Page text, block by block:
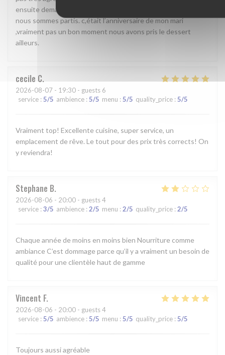
ensuite demander le sel bref nous avons mangé notre plat et
nous sommes partis. c,était l’anniversaire de mon mari
,vraiment pas un bon moment nous avons pris le dessert
ailleurs.
cecile C
2026-08-07 - 19:30 - guests 6
service : 5/5 ambience : 5/5 menu : 5/5 quality_price : 5/5
Vraiment top! Excellente cuisine, super service, un
emplacement de rêve. Le tout pour des prix très corrects! On
y reviendra!
Stephane B
2026-08-06 - 20:00 - guests 4
service : 3/5 ambience : 2/5 menu : 2/5 quality_price : 2/5
Chaque année de moins en moins bien Nourriture comme
ambiance C’est dommage parce qu’il y a vraiment un besoin de
qualité pour une clientèle haut de gamme
Vincent F
2026-08-06 - 20:00 - guests 4
service : 5/5 ambience : 5/5 menu : 5/5 quality_price : 5/5
Toujours aussi agréable